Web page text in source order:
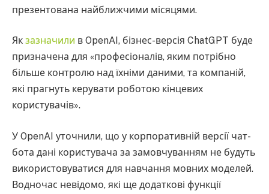
презентована ​​найближчими місяцями.
Як зазначили в OpenAI, бізнес-версія ChatGPT буде
призначена для «професіоналів, яким потрібно
більше контролю над їхніми даними, та компаній,
які прагнуть керувати роботою кінцевих
користувачів».
У OpenAI уточнили, що у корпоративній версії чат-
бота дані користувача за замовчуванням не будуть
використовуватися для навчання мовних моделей.
Водночас невідомо, які ще додаткові функції